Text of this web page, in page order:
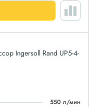
Ingersoll Rand UP5-4-
550 л/мин